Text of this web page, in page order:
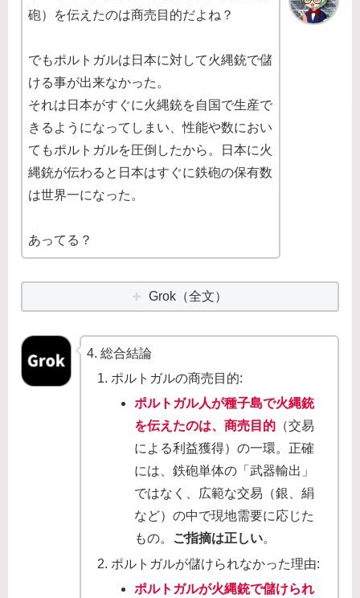
砲）を伝えたのは商売目的だよね？
でもポルトガルは日本に対して火縄銃で儲
ける事が出来なかった。
それは日本がすぐに火縄銃を自国で生産で
きるようになってしまい、性能や数におい
てもポルトガルを圧倒したから。日本に火
縄銃が伝わると日本はすぐに鉄砲の保有数
は世界一になった。
あってる？
Grok（全文）
4. 総合結論
ポルトガルの商売目的:
ポルトガル人が種子島で火縄銃
を伝えたのは、商売目的（交易
による利益獲得）の一環。正確
には、鉄砲単体の「武器輸出」
ではなく、広範な交易（銀、絹
など）の中で現地需要に応じた
もの。
ご指摘は正しい。
ポルトガルが儲けられなかった理由:
ポルトガルが火縄銃で儲けられ